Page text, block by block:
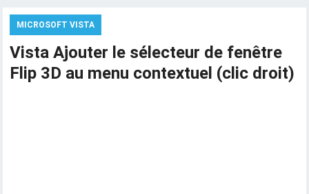
MICROSOFT VISTA
Vista Ajouter le sélecteur de fenêtre
Flip 3D au menu contextuel (clic droit)